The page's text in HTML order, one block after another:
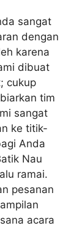
sangat
dengan
karena
dibuat
cukup
tim
sangat
ke titik-
Anda
Nau
ramai.
pesanan
acara